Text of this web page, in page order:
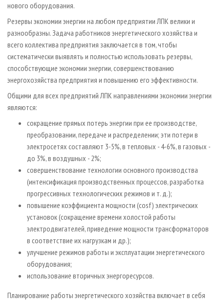
нового оборудования.
Резервы экономии энергии на любом предприятии ЛПК велики и
разнообразны. Задача работников энергетического хозяйства и
всего коллектива предприятия заключается в том, чтобы
систематически выявлять и полностью использовать резервы,
способствующие экономии энергии, совершенствованию
энергохозяйства предприятия и повышению его эффективности.
Общими для всех предприятий ЛПК направлениями экономии энергии
являются:
сокращение прямых потерь энергии при ее производстве,
преобразовании, передаче и распределении; эти потери в
электросетях составляют 3-5%, в тепловых - 4-6%, в газовых -
до 3%, в воздушных - 2%;
совершенствование технологии основного производства
(интенсификация производственных процессов, разработка
прогрессивных технологических режимов и т. д.);
повышение коэффициента мощности (cosf) электрических
установок (сокращение времени холостой работы
электродвигателей, приведение мощности трансформаторов
в соответствие их нагрузкам и др.);
улучшение режимов работы и эксплуатации энергетического
оборудования;
использование вторичных энергоресурсов.
Планирование работы энергетического хозяйства включает в себя